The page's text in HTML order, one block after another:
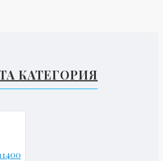
КАТЕГОРИЯ